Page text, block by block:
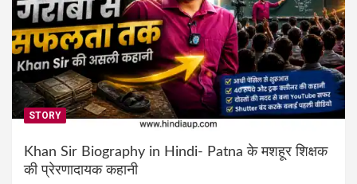
STORY
Khan Sir Biography in Hindi- Patna के मशहूर शिक्षक
की प्रेरणादायक कहानी